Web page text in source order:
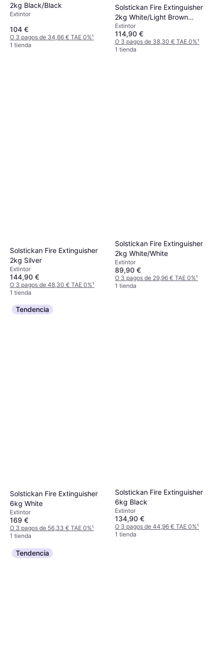
2kg Black/Black
Extintor
104 €
O 3 pagos de 34,66 € TAE 0%¹
1 tienda
Solstickan Fire Extinguisher
2kg White/Light Brown
Leather Emblem
Extintor
114,90 €
O 3 pagos de 38,30 € TAE 0%¹
1 tienda
Solstickan Fire Extinguisher
2kg Silver
Extintor
144,90 €
O 3 pagos de 48,30 € TAE 0%¹
1 tienda
Solstickan Fire Extinguisher
2kg White/White
Extintor
89,90 €
O 3 pagos de 29,96 € TAE 0%¹
1 tienda
Tendencia
Solstickan Fire Extinguisher
6kg White
Extintor
169 €
O 3 pagos de 56,33 € TAE 0%¹
1 tienda
Solstickan Fire Extinguisher
6kg Black
Extintor
134,90 €
O 3 pagos de 44,96 € TAE 0%¹
1 tienda
Tendencia